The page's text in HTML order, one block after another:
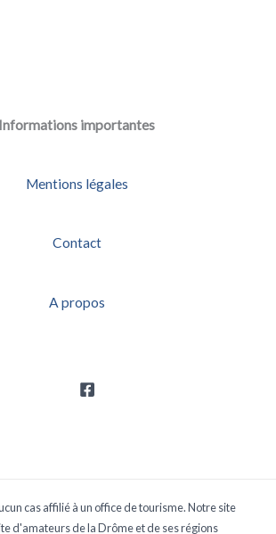
Informations importantes
Mentions légales
Contact
A propos
cas affilié à un office de tourisme. Notre site
d'amateurs de la Drôme et de ses régions